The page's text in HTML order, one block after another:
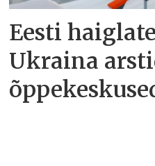
Eesti
Ukraina